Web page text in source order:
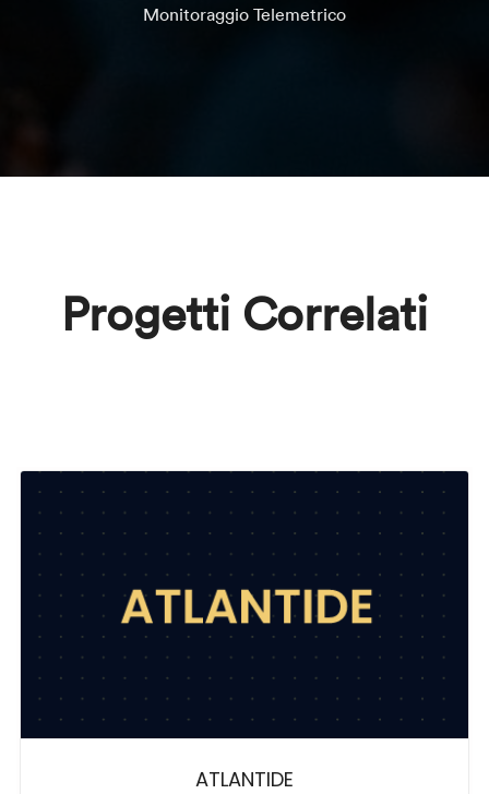
Monitoraggio Telemetrico
Progetti Correlati
ATLANTIDE